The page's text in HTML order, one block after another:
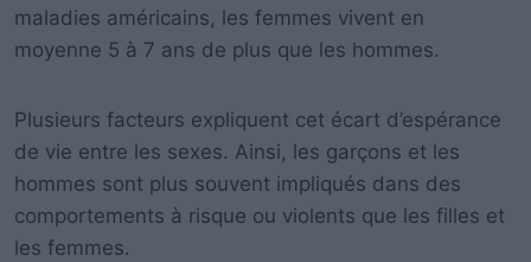
maladies américains, les femmes vivent en
moyenne 5 à 7 ans de plus que les hommes.
Plusieurs facteurs expliquent cet écart d’espérance
de vie entre les sexes. Ainsi, les garçons et les
hommes sont plus souvent impliqués dans des
comportements à risque ou violents que les filles et
les femmes.